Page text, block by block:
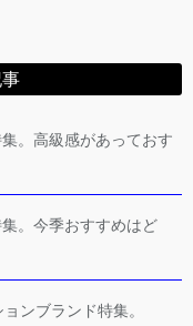
。高級感があっておす
。今季おすすめはど
ンブランド特集。